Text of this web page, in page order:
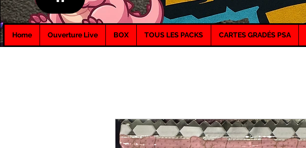
Home Ouverture Live BOX TOUS LES PACKS CARTES GRADÉS PSA